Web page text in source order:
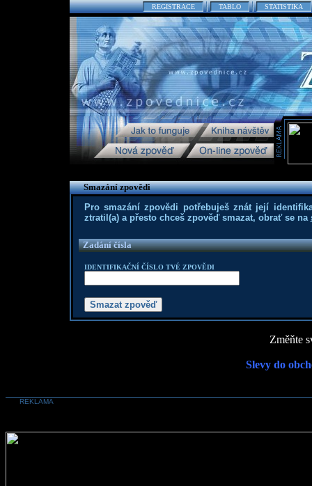
REGISTRACE TABLO STATISTIKA
Smazání zpovědi
Pro smazání zpovědi potřebuješ znát její
ztratil(a) a přesto chceš zpověď smazat, obrať se na
Zadání čísla
IDENTIFIKAČNÍ ČÍSLO TVÉ ZPOVĚDI
Změňte
Slevy do
REKLAMA